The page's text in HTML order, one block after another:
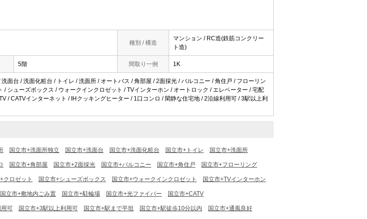
種別 / 構造
マンション / RC造(鉄筋コンクリー
ト造)
5階 間取り一例 1K
面台 / 洗面化粧台 / トイレ / 洗面所 / オートバス / 角部屋 / 2面採光 / バルコニー / 角住戸 / フローリン
/ シューズボックス / ウォークインクロゼット / TVインターホン / オートロック / エレベーター / 宅配
/ CATVインターネット / IHクッキングヒーター / 1口コンロ / 閑静な住宅地 / 2沿線利用可 / 3駅以上利
国立市+洗面所独立 国立市+洗面台 国立市+洗面化粧台 国立市+トイレ 国立市+洗面所
国立市+角部屋 国立市+2面採光 国立市+バルコニー 国立市+角住戸 国立市+フローリング
クロゼット 国立市+シューズボックス 国立市+ウォークインクロゼット 国立市+TVインターホン
国立市+敷地内ごみ置 国立市+駐輪場 国立市+光ファイバー 国立市+CATV
可 国立市+3駅以上利用可 国立市+駅まで平坦 国立市+駅徒歩10分以内 国立市+通風良好